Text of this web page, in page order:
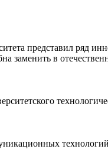
представил ряд
заменить в